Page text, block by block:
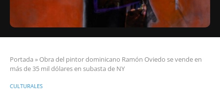
Portada » Obra del pintor dominicano Ramón Oviedo se vende en
más de 35 mil dólares en subasta de NY
CULTURALES